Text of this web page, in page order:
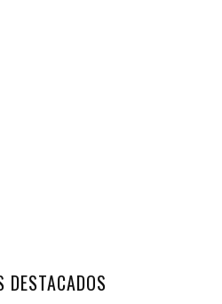
DESTACADOS